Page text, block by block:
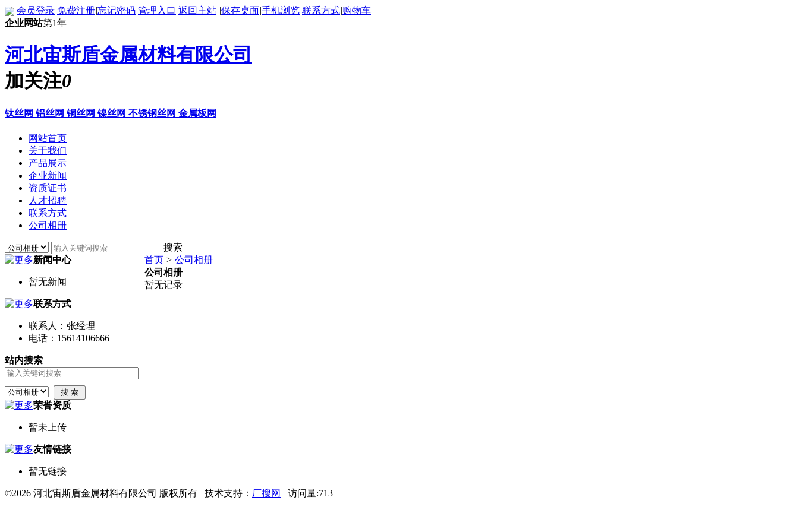
会员登录|免费注册|忘记密码|管理入口 返回主站||保存桌面|手机浏览|联系方式|购物车
企业网站第1年
河北宙斯盾金属材料有限公司
加关注0
钛丝网 铝丝网 铜丝网 镍丝网 不锈钢丝网 金属板网
网站首页
关于我们
产品展示
企业新闻
资质证书
人才招聘
联系方式
公司相册
搜索
新闻中心
暂无新闻
联系方式
联系人：张经理
电话：15614106666
站内搜索
荣誉资质
暂未上传
友情链接
暂无链接
首页 > 公司相册
公司相册
暂无记录
©2026 河北宙斯盾金属材料有限公司 版权所有 技术支持： 厂搜网 访问量:713